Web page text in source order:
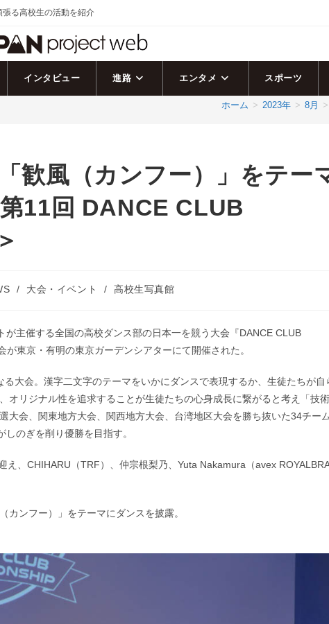
る高校生の活動を紹介
インタビュー 進路 エンタメ スポーツ
ホーム > 2023年 > 8月 >
歓風（カンフー）」をテー
11回 DANCE CLUB
/ 大会・イベント / 高校生写真館
主催する全国の高校ダンス部の日本一を競う大会『DANCE CLUB
東京・有明の東京ガーデンシアターにて開催された。
大会。漢字二文字のテーマをいかにダンスで表現するか、生徒たちが自
オリジナル性を追求することが生徒たちの心身成長に繋がると考え「技
大会、関東地方大会、関西地方大会、台湾地区大会を勝ち抜いた34チー
のぎを削り優勝を目指す。
、CHIHARU（TRF）、仲宗根梨乃、Yuta Nakamura（avex
カンフー）」をテーマにダンスを披露。